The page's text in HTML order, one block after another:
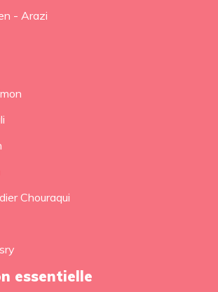
- Arazi
Chouraqui
essentielle